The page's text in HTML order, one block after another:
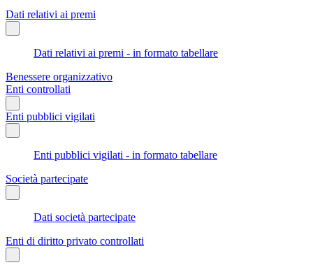
Dati relativi ai premi
Dati relativi ai premi - in formato tabellare
Benessere organizzativo
Enti controllati
Enti pubblici vigilati
Enti pubblici vigilati - in formato tabellare
Società partecipate
Dati società partecipate
Enti di diritto privato controllati